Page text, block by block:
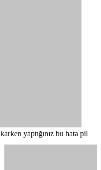
yaptığınız bu hata pil